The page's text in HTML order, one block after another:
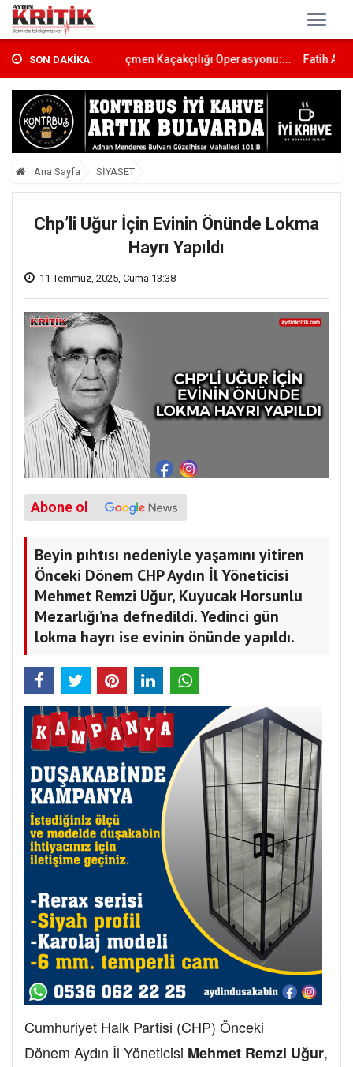
SON DAKİKA:
Merkezli Göçmen Kaçakçılığı Operasyonu:... Fatih Akkentli:
Ana Sayfa SİYASET
Chp’li Uğur İçin Evinin Önünde Lokma
Hayrı Yapıldı
11 Temmuz, 2025, Cuma 13:38
Abone ol
Beyin pıhtısı nedeniyle yaşamını yitiren
Önceki Dönem CHP Aydın İl Yöneticisi
Mehmet Remzi Uğur, Kuyucak Horsunlu
Mezarlığı’na defnedildi. Yedinci gün
lokma hayrı ise evinin önünde yapıldı.
Cumhuriyet Halk Partisi (CHP) Önceki
Dönem Aydın İl Yöneticisi Mehmet Remzi Uğur,